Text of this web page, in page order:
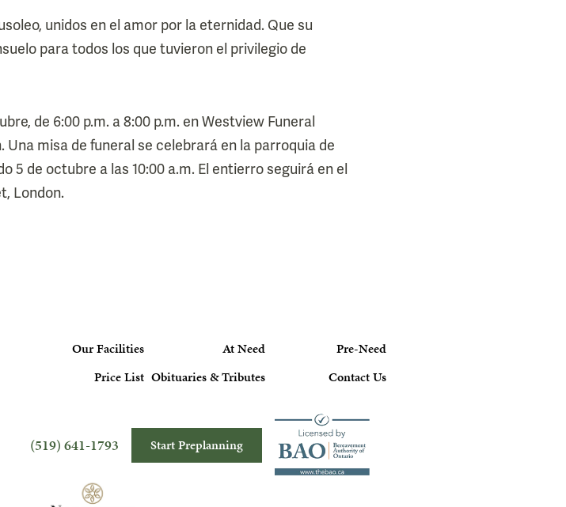
unidos en el amor por la eternidad. Que su
para todos los que tuvieron el privilegio de
de 6:00 p.m. a 8:00 p.m. en Westview Funeral
Una misa de funeral se celebrará en la parroquia de
5 de octubre a las 10:00 a.m. El entierro seguirá en el
London.
Our Facilities At Need
Pre-Need
Price List Obituaries & Tributes Contact Us
(519) 641-1793 Start Preplanning